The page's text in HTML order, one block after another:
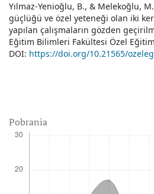
Pobrania
Yılmaz-Yenioğlu, B., & Melekoğlu,
güçlüğü ve özel yeteneği olan iki
yapılan çalışmaların gözden
Eğitim Bilimleri Fakültesi Özel
DOI: https://doi.org/10.21565/